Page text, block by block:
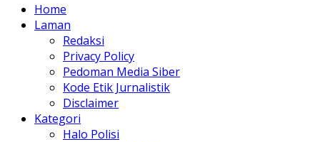
Home
Laman
Redaksi
Privacy Policy
Pedoman Media Siber
Kode Etik Jurnalistik
Disclaimer
Kategori
Halo Polisi